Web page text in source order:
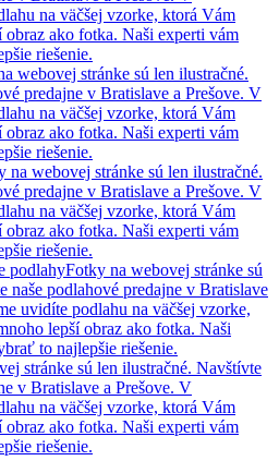
na väčšej vzorke, ktorá Vám
obraz ako fotka. Naši experti vám
riešenie.
webovej stránke sú len ilustračné.
predajne v Bratislave a Prešove. V
na väčšej vzorke, ktorá Vám
obraz ako fotka. Naši experti vám
riešenie.
na webovej stránke sú len ilustračné.
predajne v Bratislave a Prešove. V
na väčšej vzorke, ktorá Vám
obraz ako fotka. Naši experti vám
riešenie.
podlahyFotky na webovej stránke sú
naše podlahové predajne v Bratislave
uvidíte podlahu na väčšej vzorke,
lepší obraz ako fotka. Naši
to najlepšie riešenie.
stránke sú len ilustračné. Navštívte
v Bratislave a Prešove. V
na väčšej vzorke, ktorá Vám
obraz ako fotka. Naši experti vám
riešenie.